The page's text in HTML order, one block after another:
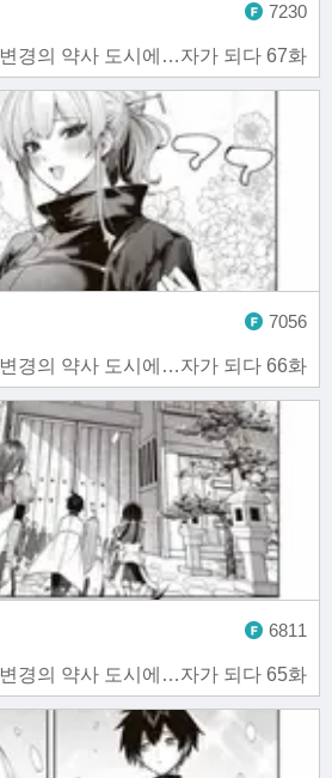
변경의 약사 도시에…자가 되다 67화
7230
변경의 약사 도시에…자가 되다 66화
7056
변경의 약사 도시에…자가 되다 65화
6811